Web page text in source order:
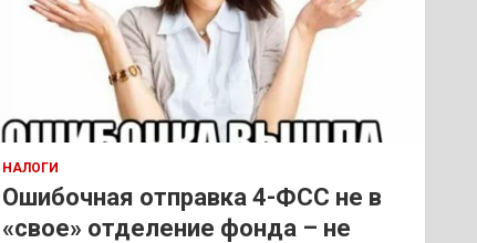
НАЛОГИ
Ошибочная отправка 4-ФСС не в
«свое» отделение фонда – не